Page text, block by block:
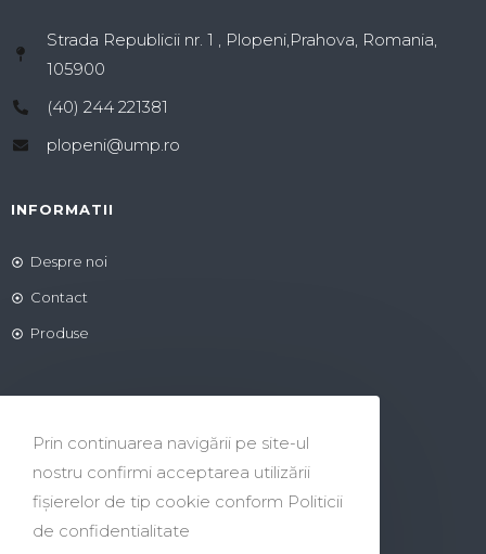
Strada Republicii nr. 1 , Plopeni,Prahova, Romania,
105900
(40) 244 221381
plopeni@ump.ro
INFORMATII
Despre noi
Contact
Produse
Luni – Vineri 07:00 – 15:00
Program cu publicul:
Prin continuarea navigării pe site-ul
nostru confirmi acceptarea utilizării
fişierelor de tip cookie conform Politicii
de confidentialitate